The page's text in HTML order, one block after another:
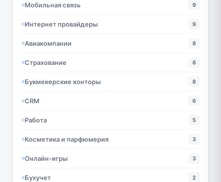
Мобильная связь 9
Интернет провайдеры 9
Авиакомпании 8
Страхование 8
Букмекерские конторы 8
CRM 6
Работа 5
Косметика и парфюмерия 3
Онлайн-игры 3
Бухучет 2